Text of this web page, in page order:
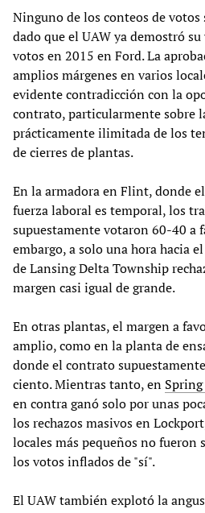
Ninguno de los conteos de votos
dado que el UAW ya demostró
votos en 2015 en Ford. La
amplios márgenes en varios
evidente contradicción con la
contrato, particularmente sobre
prácticamente ilimitada de los
de cierres de plantas.
En la armadora en Flint, donde
fuerza laboral es temporal, los
supuestamente votaron 60-40 a
embargo, a solo una hora hacia
de Lansing Delta Township
margen casi igual de grande.
En otras plantas, el margen a
amplio, como en la planta de
donde el contrato
ciento. Mientras tanto, en
en contra ganó solo por unas
los rechazos masivos en
locales más pequeños no fueron
los votos inflados de "sí".
El UAW también explotó la